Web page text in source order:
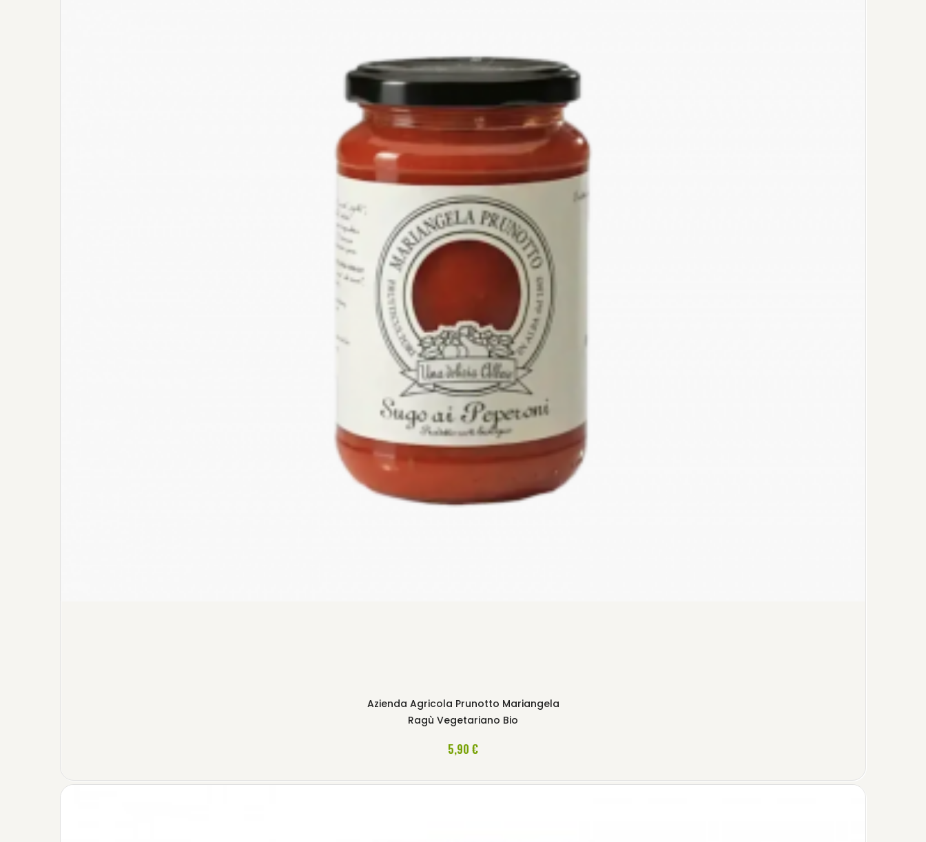
Azienda Agricola Prunotto Mariangela
Ragù Vegetariano Bio
5,90 €
AGGIUNGI AL CARRELLO